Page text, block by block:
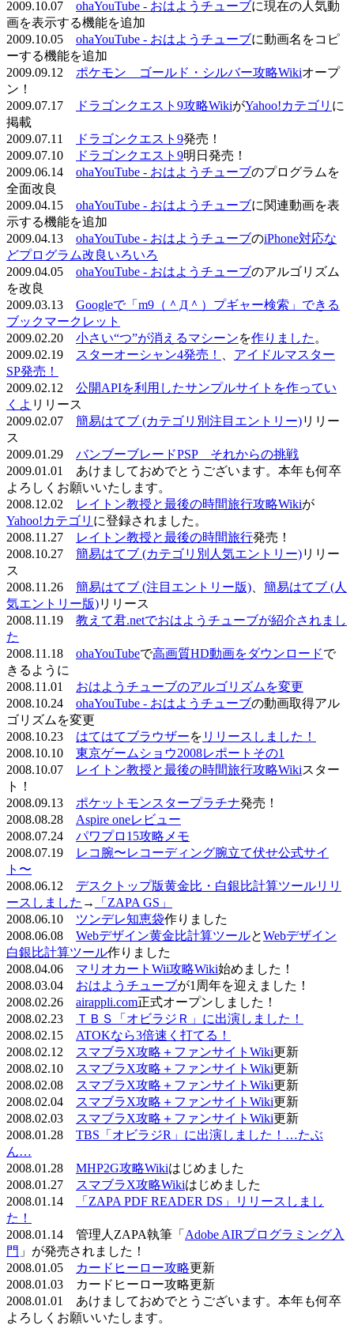
2009.10.07 ohaYouTube - おはようチューブに現在の人気動
画を表示する機能を追加
2009.10.05 ohaYouTube - おはようチューブに動画名をコピ
ーする機能を追加
2009.09.12 ポケモン ゴールド・シルバー攻略Wikiオープ
ン！
2009.07.17
ドラゴンクエスト9攻略WikiがYahoo!カテゴリ に
掲載
2009.07.11
ドラゴンクエスト9発売！
2009.07.10
ドラゴンクエスト9明日発売！
2009.06.14 ohaYouTube - おはようチューブのプログラムを
全面改良
2009.04.15 ohaYouTube - おはようチューブに関連動画を表
示する機能を追加
2009.04.13 ohaYouTube - おはようチューブのiPhone対応な
どプログラム改良いろいろ
2009.04.05 ohaYouTube - おはようチューブのアルゴリズム
を改良
2009.03.13 Googleで「m9（＾Д＾）プギャー検索」できる
ブックマークレット
2009.02.20 小さい“つ”が消えるマシーンを作りました 。
2009.02.19
スターオーシャン4発売！
アイドルマスター
SP発売！
2009.02.12 公開APIを利用したサンプルサイトを作ってい
くよ リリース
2009.02.07 簡易はてブ (カテゴリ別注目エントリー)リリー
ス
2009.01.29 バンブーブレードPSP それからの挑戦
2009.01.01 あけましておめでとうございます。本年も何卒
よろしくお願いいたします。
2008.12.02
レイトン教授と最後の時間旅行攻略Wikiが
Yahoo!カテゴリ に登録されました。
2008.11.27
レイトン教授と最後の時間旅行発売！
2008.10.27 簡易はてブ (カテゴリ別人気エントリー)リリー
ス
2008.11.26 簡易はてブ (注目エントリー版)
簡易はてブ (人
気エントリー版)リリース
2008.11.19 教えて君.netでおはようチューブが紹介されまし
た
2008.11.18 ohaYouTubeで高画質HD動画をダウンロードで
きるように
2008.11.01 おはようチューブのアルゴリズムを変更
2008.10.24 ohaYouTube - おはようチューブの動画取得アル
ゴリズムを変更
2008.10.23 はてはてブラウザーを リリースしました！
2008.10.10 東京ゲームショウ2008レポートその1
2008.10.07
レイトン教授と最後の時間旅行攻略Wikiスター
ト！
2008.09.13 ポケットモンスタープラチナ発売！
2008.08.28 Aspire oneレビュー
2008.07.24 パワプロ15攻略メモ
2008.07.19
レコ腕〜レコーディング腕立て伏せ公式サイ
ト〜
2008.06.12 デスクトップ版黄金比・白銀比計算ツールリリ
ースしました →
「ZAPA GS」
2008.06.10 ツンデレ知恵袋作りました
2008.06.08 Webデザイン黄金比計算ツールとWebデザイン
白銀比計算ツール作りました
2008.04.06 マリオカートWii攻略Wiki始めました！
2008.03.04 おはようチューブが1周年を迎えました！
2008.02.26 airappli.com正式オープンしました！
2008.02.23
ＴＢＳ「オビラジＲ」に出演しました！
2008.02.15 ATOKなら3倍速く打てる！
2008.02.12
スマブラX攻略＋ファンサイトWiki更新
2008.02.10
スマブラX攻略＋ファンサイトWiki更新
2008.02.08
スマブラX攻略＋ファンサイトWiki更新
2008.02.04
スマブラX攻略＋ファンサイトWiki更新
2008.02.03
スマブラX攻略＋ファンサイトWiki更新
2008.01.28 TBS「オビラジR」に出演しました！…たぶ
ん…
2008.01.28 MHP2G攻略Wikiはじめました
2008.01.27
スマブラX攻略Wikiはじめました
2008.01.14
「ZAPA PDF READER DS」リリースしまし
た！
2008.01.14 管理人ZAPA執筆「 Adobe AIRプログラミング入
門 」が発売されました！
2008.01.05
カードヒーロー攻略更新
2008.01.03 カードヒーロー攻略更新
2008.01.01 あけましておめでとうございます。本年も何卒
よろしくお願いいたします。